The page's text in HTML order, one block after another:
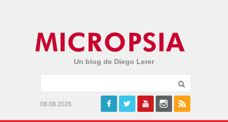
Un blog de Diego Lerer
08.08.2026